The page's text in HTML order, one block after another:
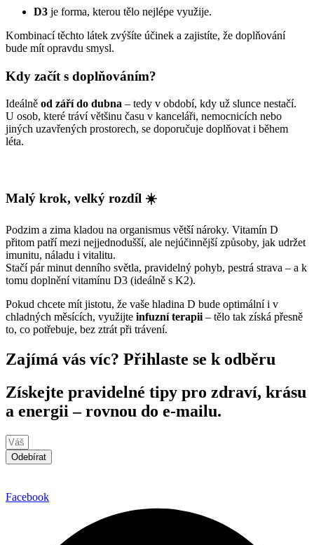
D3 je forma, kterou tělo nejlépe využije.
Kombinací těchto látek zvýšíte účinek a zajistíte, že doplňování
bude mít opravdu smysl.
Kdy začít s doplňováním?
Ideálně od září do dubna – tedy v období, kdy už slunce nestačí.
U osob, které tráví většinu času v kanceláři, nemocnicích nebo
jiných uzavřených prostorech, se doporučuje doplňovat i během
léta.
Malý krok, velký rozdíl ☀️
Podzim a zima kladou na organismus větší nároky. Vitamín D
přitom patří mezi nejjednodušší, ale nejúčinnější způsoby, jak udržet
imunitu, náladu i vitalitu.
Stačí pár minut denního světla, pravidelný pohyb, pestrá strava – a k
tomu doplnění vitamínu D3 (ideálně s K2).
Pokud chcete mít jistotu, že vaše hladina D bude optimální i v
chladných měsících, využijte infuzní terapii – tělo tak získá přesně
to, co potřebuje, bez ztrát při trávení.
Zajímá vás víc? Přihlaste se k odběru
Získejte pravidelné tipy pro zdraví, krásu
a energii – rovnou do e-mailu.
Odebírat
Facebook